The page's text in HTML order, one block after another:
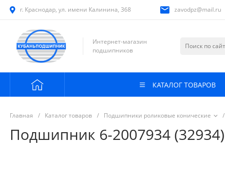
г. Краснодар, ул. имени Калинина, 368 zavodpz@mail.ru
Интернет-магазин
подшипников
КАТАЛОГ ТОВАРОВ
Главная / Каталог товаров / Подшипники роликовые конические /
Подшипник 6-2007934 (32934)